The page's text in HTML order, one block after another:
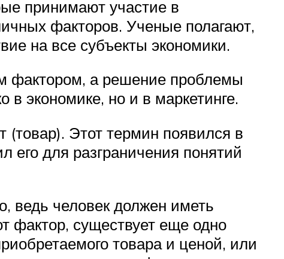
принимают участие в
факторов. Ученые полагают,
на все субъекты экономики.
фактором, а решение проблемы
в экономике, но и в маркетинге.
(товар). Этот термин появился в
его для разграничения понятий
ведь человек должен иметь
фактор, существует еще одно
товара и ценой, или